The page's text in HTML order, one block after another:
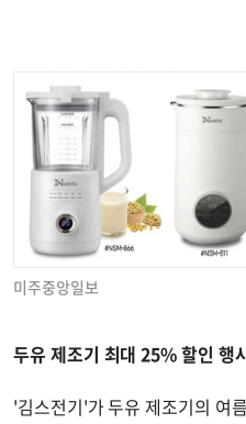
미주중앙일보
두유 제조기 최대 25% 할인 행
'김스전기'가 두유 제조기의 여